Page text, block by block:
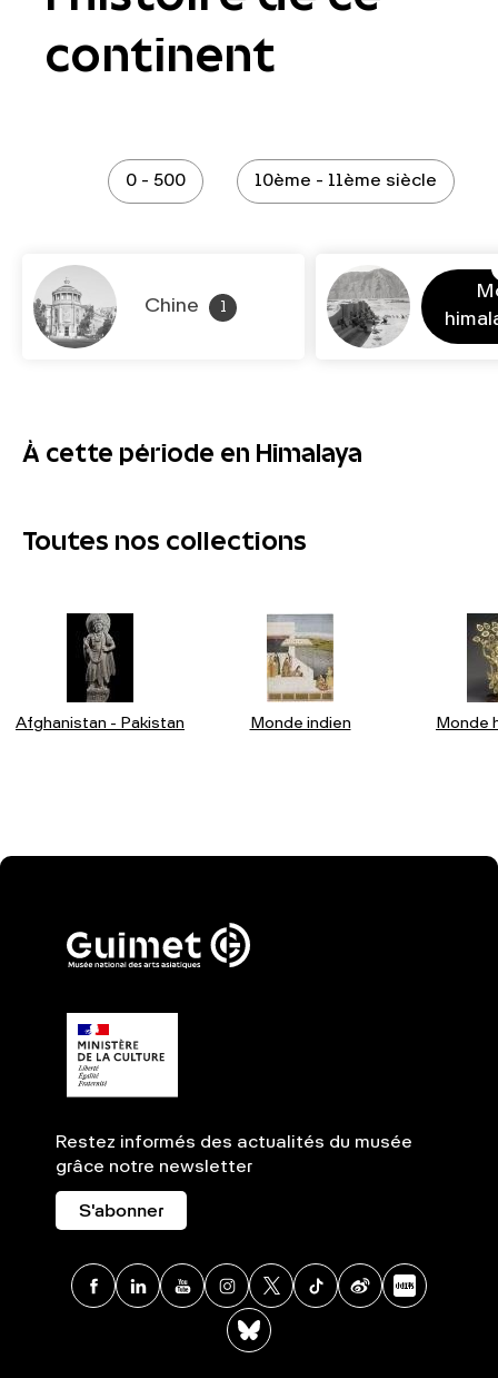
continent
0 - 500 10ème - 11ème siècle
Chine
À cette période en Himalaya
Toutes nos collections
Afghanistan - Pakistan Monde indien Monde
Restez informés des actualités du musée
grâce notre newsletter
S'abonner
Facebook
LinkedinYoutubeInstagram
X TikTokWeibo